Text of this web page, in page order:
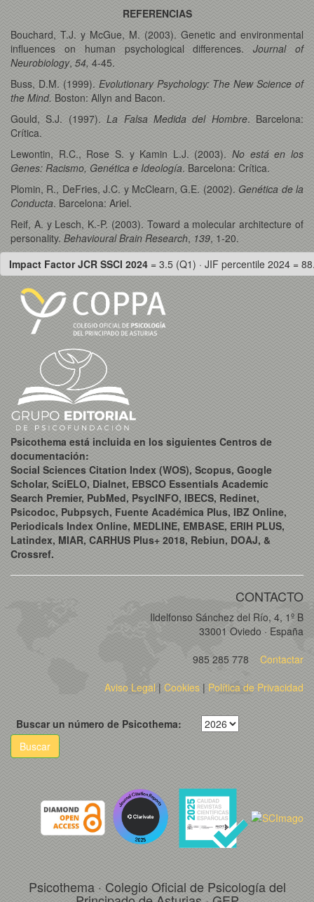
REFERENCIAS
Bouchard, T.J. y McGue, M. (2003). Genetic and environmental
influences on human psychological differences.Journal of
Neurobiology, 54, 4-45.
Buss, D.M. (1999). Evolutionary Psychology: The New Science of
the Mind. Boston: Allyn and Bacon.
Gould, S.J. (1997).La Falsa Medida del Hombre. Barcelona:
Crítica.
Lewontin, R.C., Rose S. y Kamin L.J. (2003).No está en los
Genes: Racismo, Genética e Ideología. Barcelona: Crítica.
Plomin, R., DeFries, J.C. y McClearn, G.E. (2002).Genética de la
Conducta. Barcelona: Ariel.
Reif, A. y Lesch, K.-P. (2003). Toward a molecular architecture of
personality. Behavioural Brain Research, 139, 1-20.
Impact Factor JCR SSCI 2024 = 3.5 (Q1) · JIF percentile 2024 =
Psicothema está incluida en los siguientes Centros de
documentación:
Social Sciences Citation Index (WOS), Scopus, Google
Scholar, SciELO, Dialnet, EBSCO Essentials Academic
Search Premier, PubMed, PsycINFO, IBECS, Redinet,
Psicodoc, Pubpsych, Fuente Académica Plus, IBZ Online,
Periodicals Index Online, MEDLINE, EMBASE, ERIH PLUS,
Latindex, MIAR, CARHUS Plus+ 2018, Rebiun, DOAJ, &
Crossref.
CONTACTO
Ildelfonso Sánchez del Río, 4, 1º B
33001 Oviedo · España
985 285 778
Contactar
Aviso Legal| Cookies | Política de Privacidad
Buscar un número de Psicothema:
Buscar
Psicothema · Colegio Oficial de Psicología del